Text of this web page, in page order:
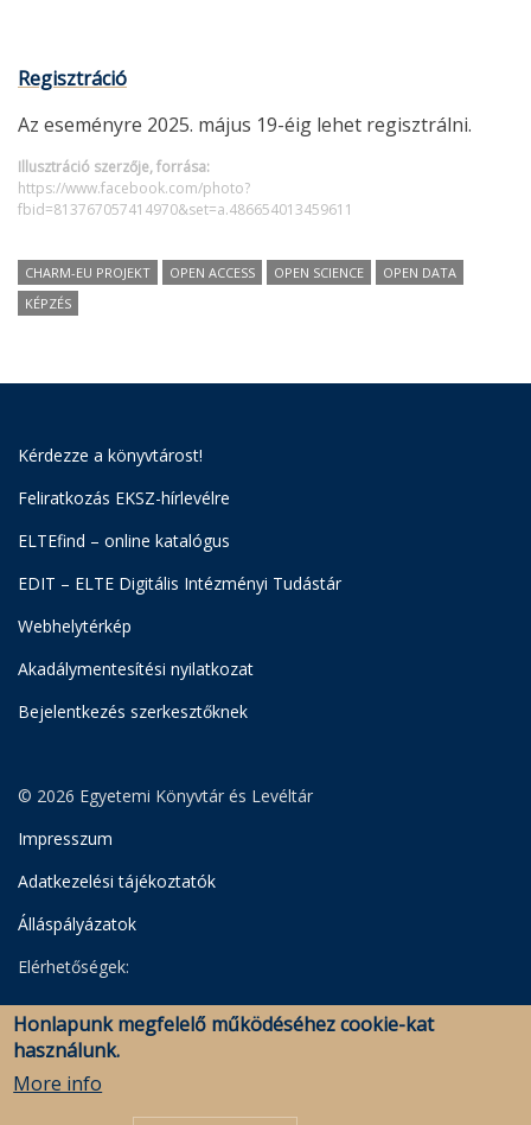
Regisztráció
Az eseményre 2025. május 19-éig lehet regisztrálni.
Illusztráció szerzője, forrása:
https://www.facebook.com/photo?
fbid=813767057414970&set=a.486654013459611
CHARM-EU PROJEKT OPEN ACCESS OPEN SCIENCE
OPEN DATA
KÉPZÉS
Kérdezze a könyvtárost!
Feliratkozás EKSZ-hírlevélre
ELTEfind – online katalógus
EDIT – ELTE Digitális Intézményi Tudástár
Webhelytérkép
Akadálymentesítési nyilatkozat
Bejelentkezés szerkesztőknek
© 2026 Egyetemi Könyvtár és Levéltár
Impresszum
Adatkezelési tájékoztatók
Álláspályázatok
Elérhetőségek:
Egyetemi Könyvtár
Levéltár
Savaria Könyvtár és Levéltár (Szombathely)
Honlapunk megfelelő működéséhez cookie-kat
használunk.
More info